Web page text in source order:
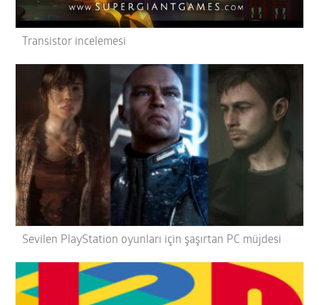
Transistor incelemesi
Sevilen PlayStation oyunları için şaşırtan PC müjdesi